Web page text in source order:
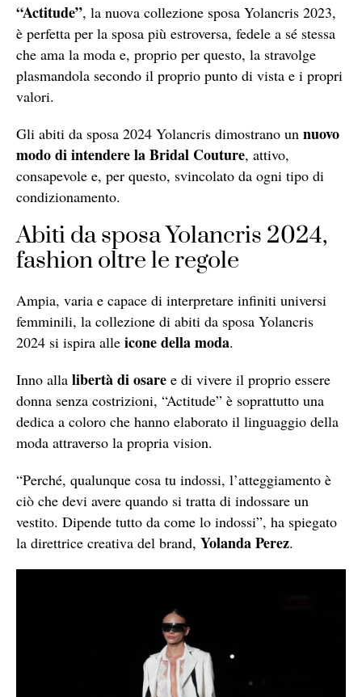
“Actitude”, la nuova collezione sposa Yolancris 2023,
è perfetta per la sposa più estroversa, fedele a sé stessa
che ama la moda e, proprio per questo, la stravolge
plasmandola secondo il proprio punto di vista e i propri
valori.
Gli abiti da sposa 2024 Yolancris dimostrano un nuovo
modo di intendere la Bridal Couture, attivo,
consapevole e, per questo, svincolato da ogni tipo di
condizionamento.
Abiti da sposa Yolancris 2024,
fashion oltre le regole
Ampia, varia e capace di interpretare infiniti universi
femminili, la collezione di abiti da sposa Yolancris
2024 si ispira alle icone della moda.
Inno alla libertà di osare e di vivere il proprio essere
donna senza costrizioni, “Actitude” è soprattutto una
dedica a coloro che hanno elaborato il linguaggio della
moda attraverso la propria vision.
“Perché, qualunque cosa tu indossi, l’atteggiamento è
ciò che devi avere quando si tratta di indossare un
vestito. Dipende tutto da come lo indossi”, ha spiegato
la direttrice creativa del brand, Yolanda Perez.